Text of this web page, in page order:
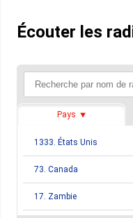
Écouter les
Pays
1333. États Unis
73. Canada
17. Zambie